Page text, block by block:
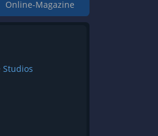
Online-Magazine
Studios